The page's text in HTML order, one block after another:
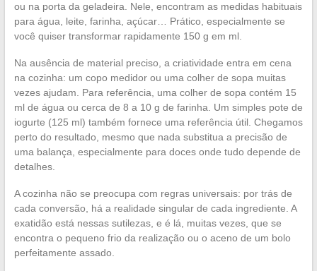
ou na porta da geladeira. Nele, encontram as medidas habituais
para água, leite, farinha, açúcar… Prático, especialmente se
você quiser transformar rapidamente 150 g em ml.
Na ausência de material preciso, a criatividade entra em cena
na cozinha: um copo medidor ou uma colher de sopa muitas
vezes ajudam. Para referência, uma colher de sopa contém 15
ml de água ou cerca de 8 a 10 g de farinha. Um simples pote de
iogurte (125 ml) também fornece uma referência útil. Chegamos
perto do resultado, mesmo que nada substitua a precisão de
uma balança, especialmente para doces onde tudo depende de
detalhes.
A cozinha não se preocupa com regras universais: por trás de
cada conversão, há a realidade singular de cada ingrediente. A
exatidão está nessas sutilezas, e é lá, muitas vezes, que se
encontra o pequeno frio da realização ou o aceno de um bolo
perfeitamente assado.